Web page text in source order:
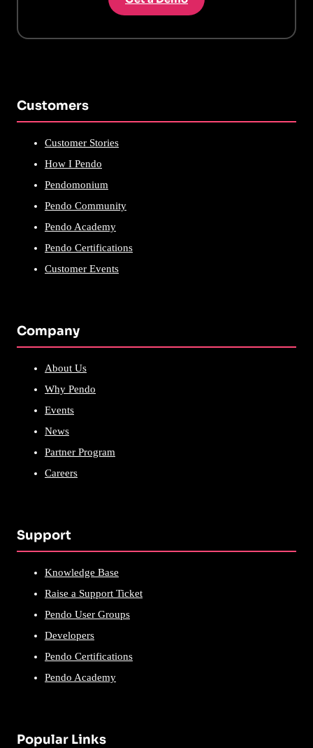
Customers
Customer Stories
How I Pendo
Pendomonium
Pendo Community
Pendo Academy
Pendo Certifications
Customer Events
Company
About Us
Why Pendo
Events
News
Partner Program
Careers
Support
Knowledge Base
Raise a Support Ticket
Pendo User Groups
Developers
Pendo Certifications
Pendo Academy
Popular Links